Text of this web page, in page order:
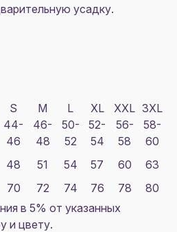
усадку.
S
44-
46
M
46-
48
L
50-
52
XL
52-
54
XXL
56-
58
3XL
58-
60
48 51 54 57 60
63
70 72 74 76 78
80
в 5% от указанных
и цвету.